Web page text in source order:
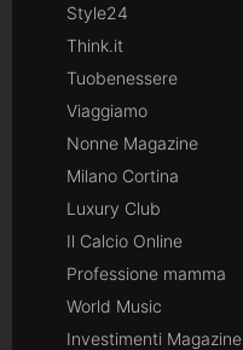
Style24
Think.it
Tuobenessere
Viaggiamo
Nonne Magazine
Milano Cortina
Luxury Club
Il Calcio Online
Professione mamma
World Music
Investimenti Magazine